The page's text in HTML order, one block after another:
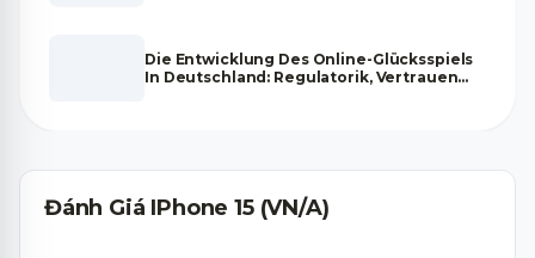
Die Entwicklung Des Online-Glücksspiels
In Deutschland: Regulatorik, Vertrauen
Đánh Giá IPhone 15 (VN/A)